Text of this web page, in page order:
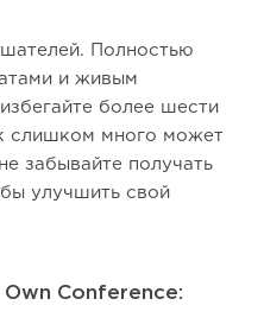
Полностью
и живым
более шести
слишком много может
забывайте получать
улучшить свой
Conference: